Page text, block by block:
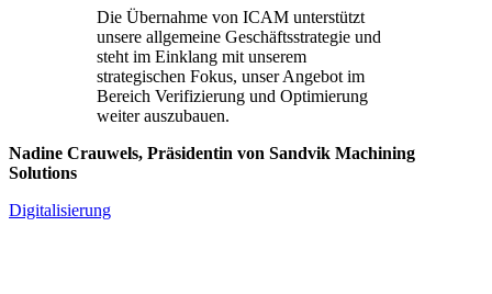
Die Übernahme von ICAM unterstützt
unsere allgemeine Geschäftsstrategie und
steht im Einklang mit unserem
strategischen Fokus, unser Angebot im
Bereich Verifizierung und Optimierung
weiter auszubauen.
Nadine Crauwels, Präsidentin von Sandvik Machining
Solutions
Digitalisierung